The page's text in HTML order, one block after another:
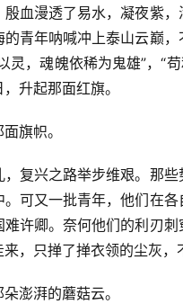
血漫透了易水，凝夜紫
青年呐喊冲上泰山云巅
灵，魂魄依稀为鬼雄”，“
升起那面红旗。
旗帜。
复兴之路举步维艰。那
可又一批青年，他们在
难许卿。奈何他们的利刃
，只掸了掸衣领的尘灰，
澎湃的蘑菇云。